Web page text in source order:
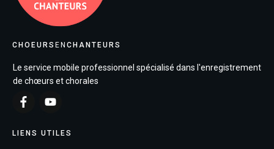
CHOEURS EN CHANTEURS
Le service mobile professionnel spécialisé dans l'enregistrement
de chœurs et chorales
LIENS UTILES